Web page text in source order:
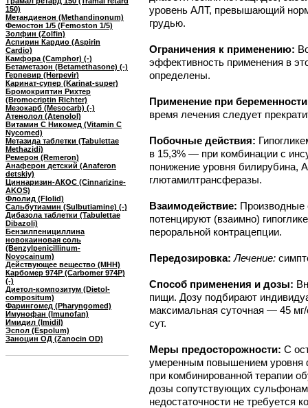
150)
Метандиенон (Methandinonum)
Фемостон 1/5 (Femoston 1/5)
Золфин (Zolfin)
Аспирин Кардио (Aspirin
Cardio)
Камфора (Camphor) (-)
Бетаметазон (Betamethasone) (-)
Герпевир (Herpevir)
Каринат-супер (Karinat-super)
Бромокриптин Рихтер
(Bromocriptin Richter)
Мезокарб (Mesocarb) (-)
Атенолол (Atenolol)
Витамин C Никомед (Vitamin C
Nycomed)
Метазида таблетки (Tabulettae
Methazidi)
Ремерон (Remeron)
Анаферон детский (Anaferon
detskiy)
Циннаризин-АКОС (Cinnarizine-
AKOS)
Флолид (Flolid)
Сальбутиамин (Sulbutiamine) (-)
Дибазола таблетки (Tabulettae
Dibazoli)
Бензилпенициллина
новокаиновая соль
(Benzylpenicillinum-
Novocainum)
Действующее вещество (МНН)
Карбомер 974P (Carbomer 974P)
(-)
Диетол-композитум (Dietol-
compositum)
Фарингомед (Pharyngomed)
Имунофан (Imunofan)
Имидил (Imidil)
Эспол (Espolum)
Заноцин ОД (Zanocin OD)
уровень АЛТ, превышающий
грудью.
Ограничения к применению:
эффективность применения в
определены.
Применение при
время лечения следует
Побочные действия:
в 15,3% — при комбинации с
понижение уровня
глютамилтрансферазы.
Взаимодействие:
потенцируют (взаимно)
пероральной контрацепции.
Передозировка:Лечение:
Способ применения и дозы:
пищи. Дозу подбирают
максимальная суточная — 45
сут.
Меры предосторожности: С
умеренным повышением уровня
при комбинированной терапии
дозы сопутствующих
недостаточности не требуется